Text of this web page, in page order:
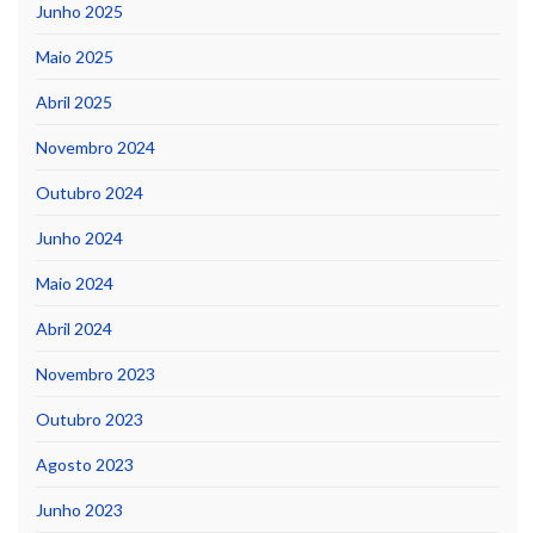
Junho 2025
Maio 2025
Abril 2025
Novembro 2024
Outubro 2024
Junho 2024
Maio 2024
Abril 2024
Novembro 2023
Outubro 2023
Agosto 2023
Junho 2023